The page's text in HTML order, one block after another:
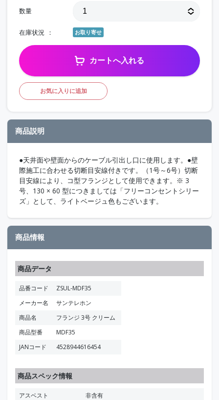
数量
在庫状況 お取り寄せ
カートへ入れる
お気に入りに追加
商品説明
●天井面や壁面からのケーブル引出し口に使用します。●壁
際施工に合わせる切断目安線付きです。（1号～6号）切断
目安線により、コ型フランジとして使用できます。※ 3
号、130 × 60 型につきましては「フリーコンセントシリー
ズ」として、ライトベージュ色もございます。
商品情報
商品データ
品番コード
ZSUL-MDF35
メーカー名
サンテレホン
商品名
フランジ 3号 クリーム
商品型番
MDF35
JANコード
4528944616454
商品スペック情報
アスベスト
非含有